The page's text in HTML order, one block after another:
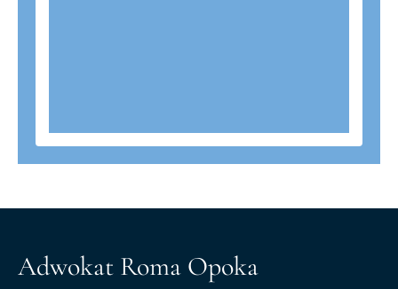
Adwokat Roma Opoka